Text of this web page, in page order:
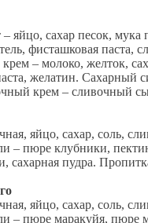
яйцо, сахар песок, мука
фисташковая паста,
– молоко, желток,
желатин. Сахарный
крем – сливочный
яйцо, сахар, соль,
– пюре клубники,
сахарная пудра.
яйцо, сахар, соль,
– пюре маракуйя, пюре